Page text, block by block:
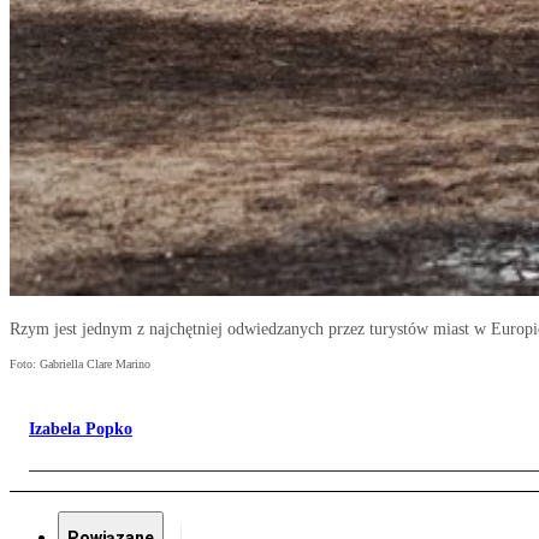
Rzym jest jednym z najchętniej odwiedzanych przez turystów miast w
Foto: Gabriella Clare Marino
Izabela Popko